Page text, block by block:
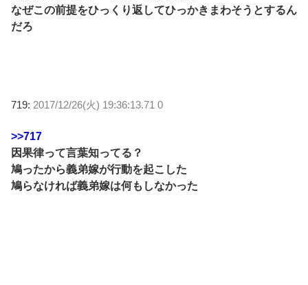
なぜこの前提をひっくり返してひっかきまわそうとするん
だろ
719: 2017/12/26(火) 19:36:13.71 0
>>717
因果律って言葉知ってる？
鳩ったから義弟嫁が行動を起こした
鳩らなければ義弟嫁は何もしなかった